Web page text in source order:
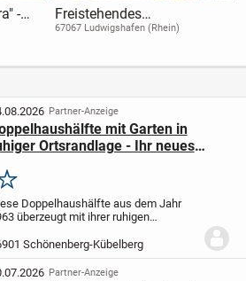
-
viel
Freistehendes
Einfamilienhaus mit
Entwicklungspotential
67067 Ludwigshafen (Rhein)
Partner-Anzeige
mit Garten in
Ortsrandlage - Ihr neues
Merken
Doppelhaushälfte aus dem Jahr
überzeugt mit ihrer ruhigen
und genügend Platz für Ihre
Wohnideen - ideal für Paare
Familien.Die ca....
Schönenberg-Kübelberg
Partner-Anzeige